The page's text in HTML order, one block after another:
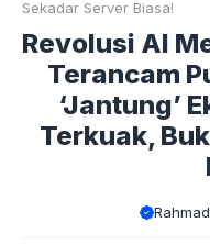
Sekadar Server Biasa!
Revolusi AI
Terancam
‘Jantung’
Terkuak,
Rahmad